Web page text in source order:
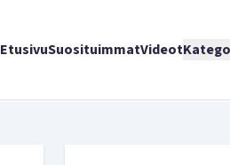
EtusivuSuosituimmatVideot